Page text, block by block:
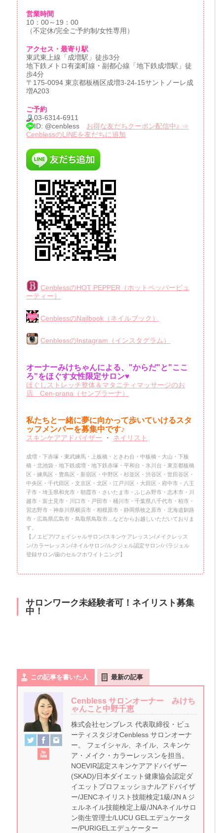
営業時間
10：00～19：00
（不定休/完全ご予約制/女性専用）
アクセス・最寄り駅
東武東上線「成増駅」徒歩3分
地下鉄メトロ有楽町線・副都心線「地下鉄成増駅」徒
歩4分
〒175-0094 東京都板橋区成増3-24-15サントノーレ成
増A203
ご予約
03-6314-6911
ID: @cenbless お得な友だちクーポン配信中♪ ⇒
CenblessのLINEを友だちに追加
CenblessのHOT PEPPER（ホットペッパービュ
ーティー）
CenblessのNailbook（ネイルブック）
CenblessのInstagram（インスタグラム）
オーナーみけちゃんによる、"からだ"と"ここ
ろ"をほぐす女性限定サロン♥
ほぐしストレッチ整体＆マタニティマッサージのお
店 Cen-prana（センプラーナ）
私たちと一緒に夢に向かって歩いていけるスタ
ッフメンバーを募集中です♪
スキンケアアドバイザー ・ ネイリスト
成増・下赤塚・東武練馬・上板橋・ときわ台・中板橋・大山・下板
橋・北池袋・地下鉄成増・地下鉄赤塚・平和台・氷川台・東京都板橋
区・練馬区・豊島区・新宿区・中野区・杉並区・渋谷区・世田谷区・
中央区・千代田区・文京区・北区・江戸川区・大田区・府中市・八王
子市・埼玉県和光市・朝霞市・さいたま市・ふじみ野市・志木市・川
越市・富士見市・川口市・戸田市・桶川市・千葉県八千代市・柏市・
習志野市・神奈川県横浜市・相模原市・静岡県牧之原市・北海道釧路
市・広島県広島市・鳥取県鳥取市…などからお越しいただいておりま
す。
【ノエビア/フェイシャルサロン/スキンケアレッスン/メイクレッス
ン/カラーレッスン/ネイルサロン/ルクジェル認定サロン/パラジェル
登録サロン/歯のセルフホワイトニング】
サロンワーク未経験者可！ネイリスト募集
中！
この記事を書いた人 最新の記事
Cenbless サロンオーナー みけち
ゃんこと中野千恵
株式会社センブレス 代表取締役・ビュ
ーティスタジオCenbless サロンオーナ
ー。 フェイシャル、ネイル、スキンケ
ア・メイク・カラーレッスンを担当。
NOEVIR認定スキンケアアドバイザー
(SKAD)/日本ダイエット健康協会認定ダ
イエットプロフェッショナルアドバイザ
ー/JENCネイリスト技能検定1級/JNＡジ
ェルネイル技能検定上級/JNAネイルサロ
ン衛生管理士/LUCU GELエデュケータ
ー/PURIGELエデュケーター